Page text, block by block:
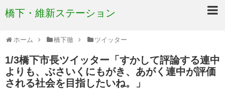
橋下・維新ステーション
ホーム 橋下徹 ツイッター
1/3橋下市長ツイッター「すかして評論する連中
よりも、ぶさいくにもがき、あがく連中が評価
される社会を目指したいね。」